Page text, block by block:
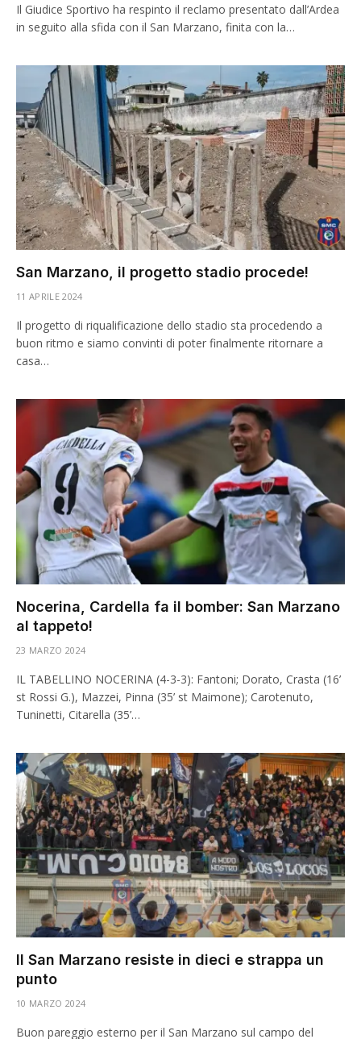
Il Giudice Sportivo ha respinto il reclamo presentato dall’Ardea
in seguito alla sfida con il San Marzano, finita con la…
San Marzano, il progetto stadio procede!
11 APRILE 2024
Il progetto di riqualificazione dello stadio sta procedendo a
buon ritmo e siamo convinti di poter finalmente ritornare a
casa…
Nocerina, Cardella fa il bomber: San Marzano
al tappeto!
23 MARZO 2024
IL TABELLINO NOCERINA (4-3-3): Fantoni; Dorato, Crasta (16’
st Rossi G.), Mazzei, Pinna (35’ st Maimone); Carotenuto,
Tuninetti, Citarella (35’…
Il San Marzano resiste in dieci e strappa un
punto
10 MARZO 2024
Buon pareggio esterno per il San Marzano sul campo del